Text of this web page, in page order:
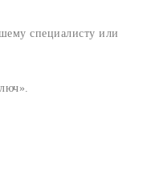
специалисту или